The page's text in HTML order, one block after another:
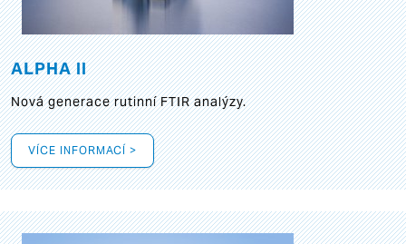
ALPHA II
Nová generace rutinní FTIR analýzy.
VÍCE INFORMACÍ >